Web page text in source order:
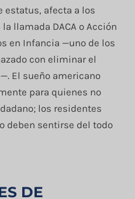
estatus, afecta a los
llamada DACA o Acción
en Infancia —uno de los
con eliminar el
El sueño americano
para quienes no
los residentes
deben sentirse del todo
DE